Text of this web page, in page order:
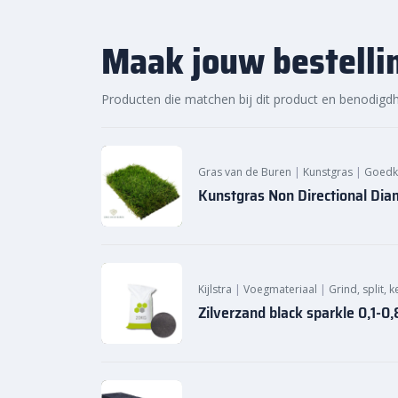
Maak jouw
Producten die matchen bij dit product en
Gras van de Buren | Kunstgras |
Kunstgras Non Directional
Kijlstra | Voegmateriaal | Grind, split,
Zilverzand black sparkle 0,1-